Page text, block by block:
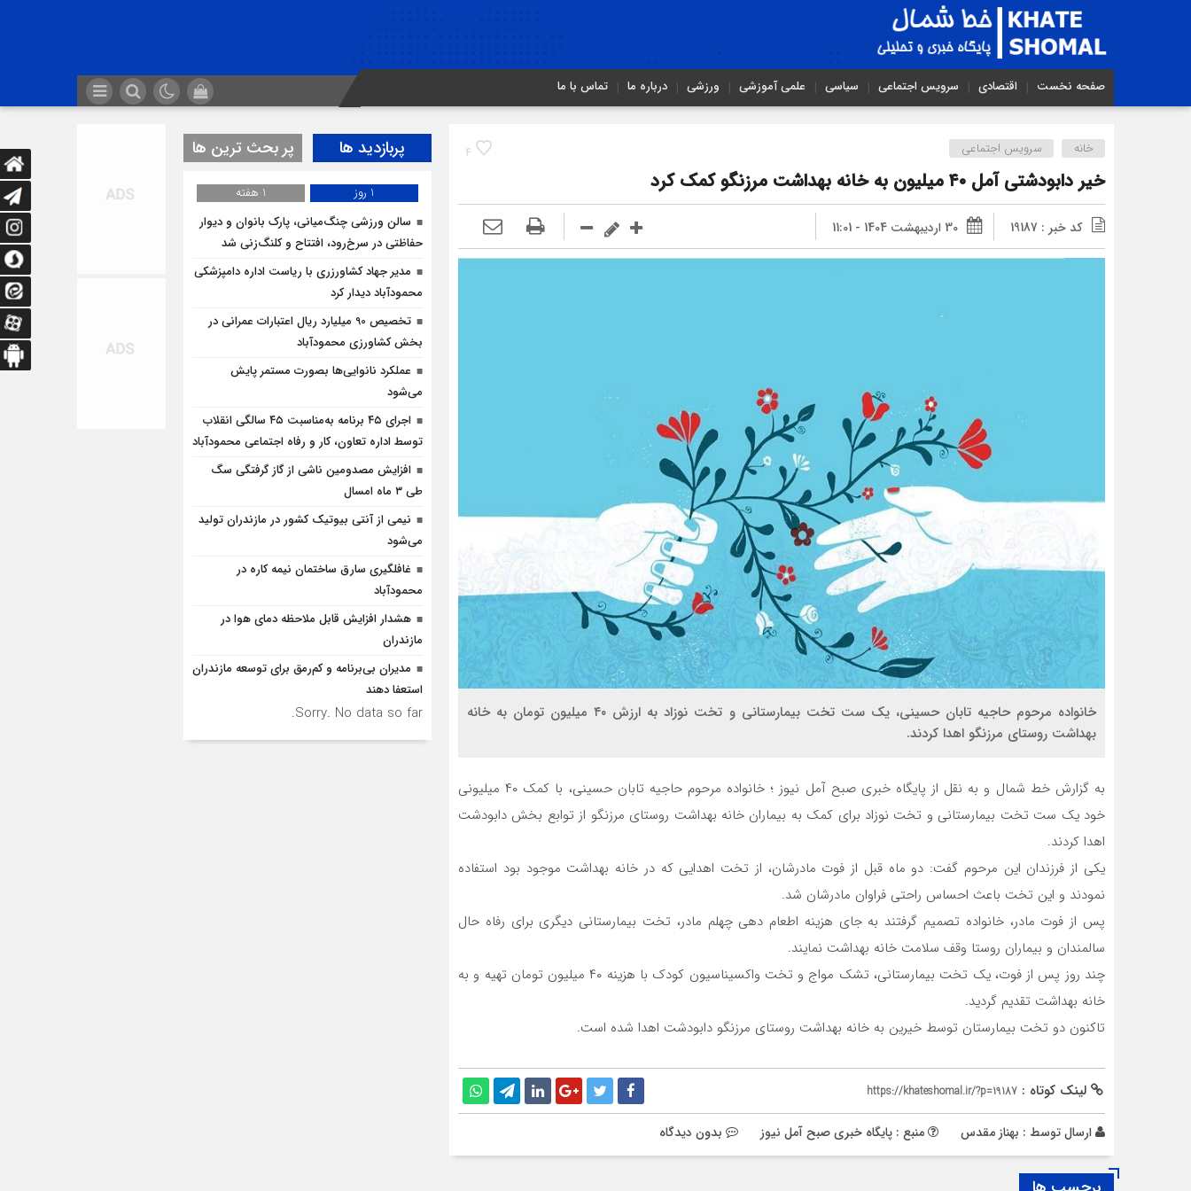
صفحه نخست اقتصادی سرویس اجتماعی سیاسی علمی آموزشی ورزشی درباره ما تماس با ما
4 خانه سرویس اجتماعی
خیر دابودشتی آمل ۴۰ میلیون به خانه بهداشت مرزنگو کمک کرد
کد خبر : 19187 30 اردیبهشت 1404 - 11:01
خانواده مرحوم حاجیه تابان حسینی، یک ست تخت بیمارستانی و تخت نوزاد به ارزش ۴۰ میلیون تومان به خانه
بهداشت روستای مرزنگو اهدا کردند.
به گزارش خط شمال و به نقل از پایگاه خبری صبح آمل نیوز ؛ خانواده مرحوم حاجیه تابان حسینی، با کمک ۴۰ میلیونی
خود یک ست تخت بیمارستانی و تخت نوزاد برای کمک به بیماران خانه بهداشت روستای مرزنگو از توابع بخش دابودشت
اهدا کردند.
یکی از فرزندان این مرحوم گفت: دو ماه قبل از فوت مادرشان، از تخت اهدایی که در خانه بهداشت موجود بود استفاده
نمودند و این تخت باعث احساس راحتی فراوان مادرشان شد.
پس از فوت مادر، خانواده تصمیم گرفتند به جای هزینه اطعام دهی چهلم مادر، تخت بیمارستانی دیگری برای رفاه حال
سالمندان و بیماران روستا وقف سلامت خانه بهداشت نمایند.
چند روز پس از فوت، یک تخت بیمارستانی، تشک مواج و تخت واکسیناسیون کودک با هزینه ۴۰ میلیون تومان تهیه و به
خانه بهداشت تقدیم گردید.
تاکنون دو تخت بیمارستان توسط خیرین به خانه بهداشت روستای مرزنگو دابودشت اهدا شده است.
لینک کوتاه : https://khateshomal.ir/?p=19187
ارسال توسط : بهناز مقدس منبع : پایگاه خبری صبح آمل نیوز بدون دیدگاه
پربازدید ها پر بحث ترین ها
1 روز
1 هفته
سالن ورزشی چنگ‌میانی، پارک بانوان و دیوار
حفاظتی در سرخ‌رود، افتتاح و کلنگ‌زنی شد
مدیر جهاد کشاورزری با ریاست اداره دامپزشکی
محمودآباد دیدار کرد
تخصیص 90 میلیارد ریال اعتبارات عمرانی در
بخش کشاورزی محمودآباد
عملکرد نانوایی‌ها بصورت مستمر پایش
می‌شود
اجرای ۴۵ برنامه به‌مناسبت ۴۵ سالگی انقلاب
توسط اداره تعاون، کار و رفاه اجتماعی محمودآباد
افزایش مصدومین ناشی از گاز گرفتگی سگ
طی ۳ ماه امسال
نیمی از آنتی بیوتیک کشور در مازندران تولید
می‌شود
غافلگيري سارق ساختمان نيمه کاره در
محمودآباد
هشدار افزایش قابل ملاحظه دمای هوا در
مازندران
مدیران بی‌برنامه و کم‌رمق برای توسعه مازندران
استعفا دهند
Sorry. No data so far.